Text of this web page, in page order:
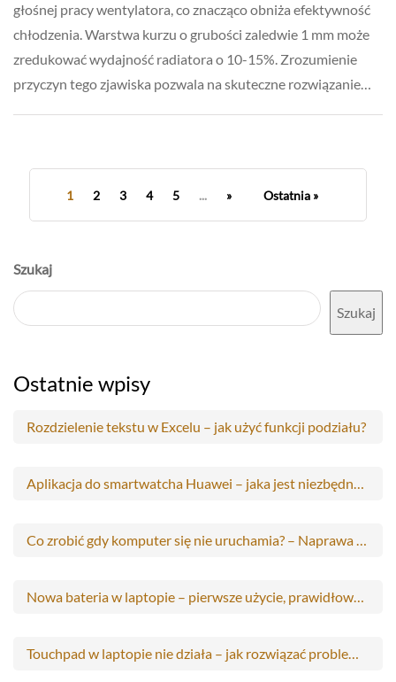
głośnej pracy wentylatora, co znacząco obniża efektywność
chłodzenia. Warstwa kurzu o grubości zaledwie 1 mm może
zredukować wydajność radiatora o 10-15%. Zrozumienie
przyczyn tego zjawiska pozwala na skuteczne rozwiązanie…
1 2 3 4 5 ... » Ostatnia »
Szukaj
Szukaj
Ostatnie wpisy
Rozdzielenie tekstu w Excelu – jak użyć funkcji podziału?
Aplikacja do smartwatcha Huawei – jaka jest niezbędna do obsługi?
Co zrobić gdy komputer się nie uruchamia? – Naprawa automatyczna
Nowa bateria w laptopie – pierwsze użycie, prawidłowa pielęgnacja i optymalizacja
Touchpad w laptopie nie działa – jak rozwiązać problemy ze skaczącym kurserem i zalanym gładzikiem?